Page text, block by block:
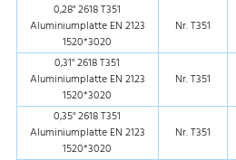
0,28" 2618 T351
Aluminiumplatte EN 2123
1520*3020
Nr. T351
0,31" 2618 T351
Aluminiumplatte EN 2123
1520*3020
Nr. T351
0,35" 2618 T351
Aluminiumplatte EN 2123
1520*3020
Nr. T351